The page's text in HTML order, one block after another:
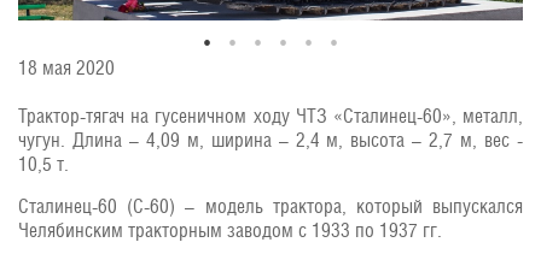
18 мая 2020
Трактор-тягач на гусеничном ходу ЧТЗ «Сталинец-60», металл,
чугун. Длина – 4,09 м, ширина – 2,4 м, высота – 2,7 м, вес -
10,5 т.
Сталинец-60 (С-60) – модель трактора, который выпускался
Челябинским тракторным заводом с 1933 по 1937 гг.